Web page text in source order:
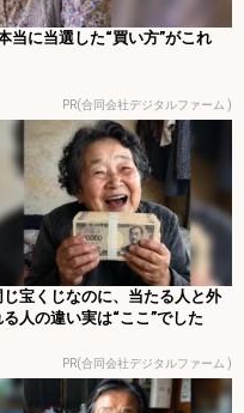
当に当選した“買い方”がこれ
PR(合同会社デジタルファーム )
じ宝くじなのに、当たる人と外
る人の違い実は“ここ”でした
PR(合同会社デジタルファーム )